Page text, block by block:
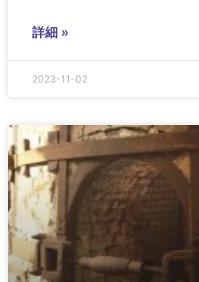
詳細 »
2023-11-02